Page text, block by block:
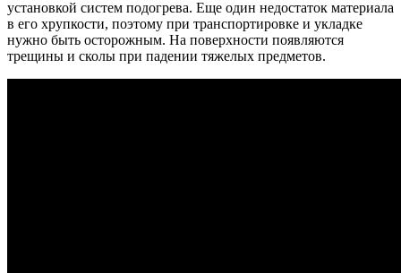
установкой систем подогрева. Еще один недостаток материала
в его хрупкости, поэтому при транспортировке и укладке
нужно быть осторожным. На поверхности появляются
трещины и сколы при падении тяжелых предметов.